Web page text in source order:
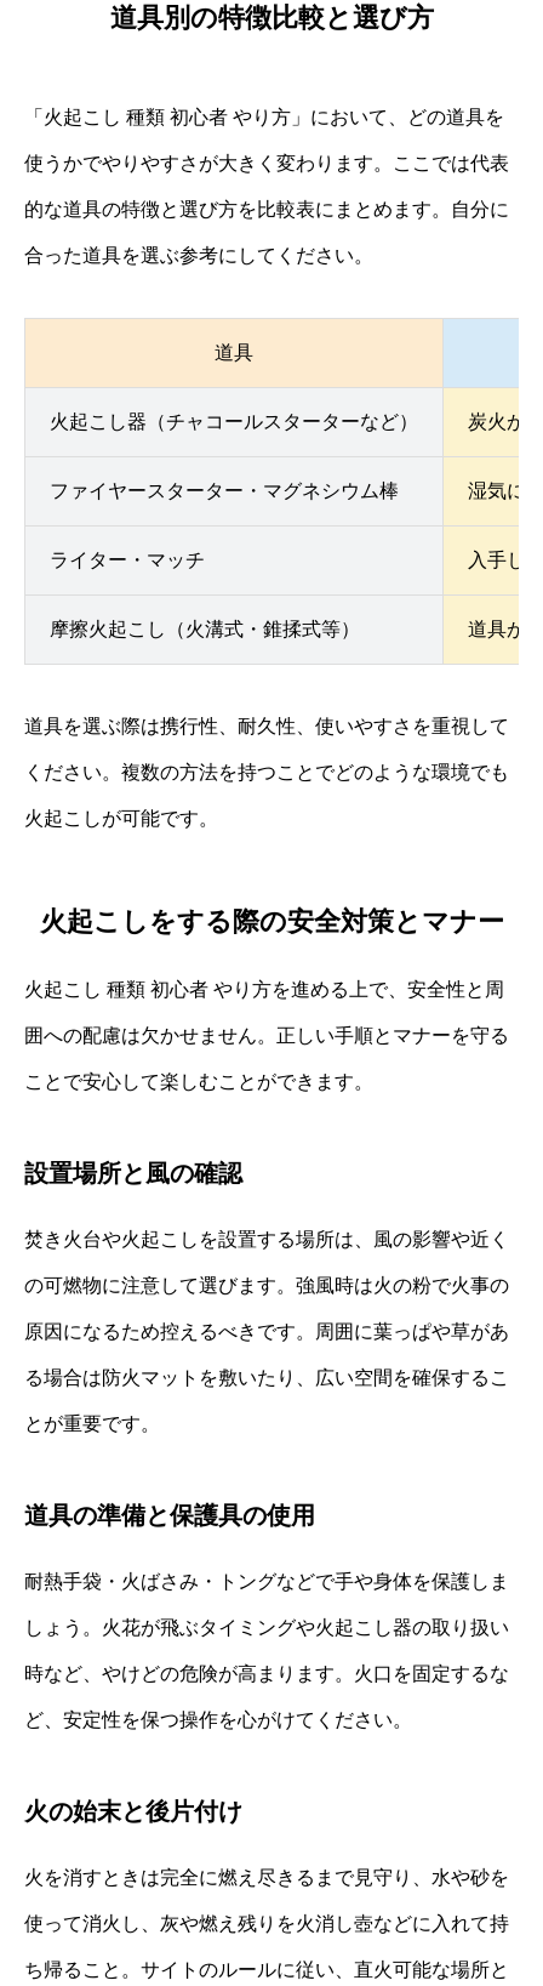
道具別の特徴比較と選び方
「火起こし 種類 初心者 やり方」において、どの道具を
使うかでやりやすさが大きく変わります。ここでは代表
的な道具の特徴と選び方を比較表にまとめます。自分に
合った道具を選ぶ参考にしてください。
道具
火起こし器（チャコールスターターなど） 炭火が
ファイヤースターター・マグネシウム棒 湿気に
ライター・マッチ 入手し
摩擦火起こし（火溝式・錐揉式等） 道具が
道具を選ぶ際は携行性、耐久性、使いやすさを重視して
ください。複数の方法を持つことでどのような環境でも
火起こしが可能です。
火起こしをする際の安全対策とマナー
火起こし 種類 初心者 やり方を進める上で、安全性と周
囲への配慮は欠かせません。正しい手順とマナーを守る
ことで安心して楽しむことができます。
設置場所と風の確認
焚き火台や火起こしを設置する場所は、風の影響や近く
の可燃物に注意して選びます。強風時は火の粉で火事の
原因になるため控えるべきです。周囲に葉っぱや草があ
る場合は防火マットを敷いたり、広い空間を確保するこ
とが重要です。
道具の準備と保護具の使用
耐熱手袋・火ばさみ・トングなどで手や身体を保護しま
しょう。火花が飛ぶタイミングや火起こし器の取り扱い
時など、やけどの危険が高まります。火口を固定するな
ど、安定性を保つ操作を心がけてください。
火の始末と後片付け
火を消すときは完全に燃え尽きるまで見守り、水や砂を
使って消火し、灰や燃え残りを火消し壺などに入れて持
ち帰ること。サイトのルールに従い、直火可能な場所と